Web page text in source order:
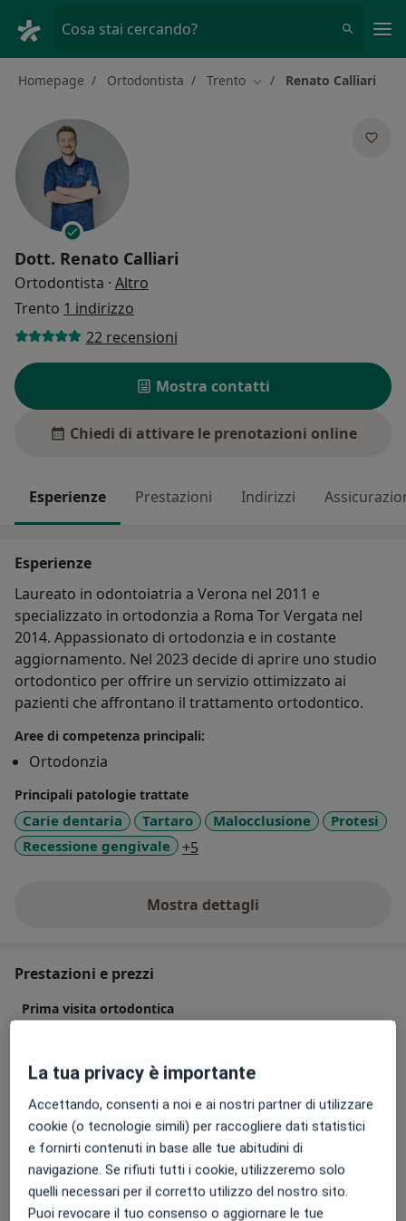
Cosa stai cercando?
Homepage Ortodontista Trento Cambia città
Renato Calliari
Dott. Renato Calliari
Ortodontista · Altro
Trento 1 indirizzo
22 recensioni
Mostra contatti
Chiedi di attivare le prenotazioni online
Esperienze Prestazioni Indirizzi
Esperienze
Laureato in odontoiatria a Verona nel 2011 e
specializzato in ortodonzia a Roma Tor Vergata nel
2014. Appassionato di ortodonzia e in costante
aggiornamento. Nel 2023 decide di aprire uno studio
ortodontico per offrire un servizio ottimizzato ai
pazienti che affrontano il trattamento ortodontico.
Aree di competenza principali:
Ortodonzia
Principali patologie trattate
Carie dentaria Tartaro Malocclusione
Protesi
Recessione gengivale
+5
Mostra dettagli
sull'esperienza
Prestazioni e prezzi
Prima visita ortodontica
Visita ortodontica
Dettagli
Ortodonzia fissa
Dettagli
La tua privacy è importante
Accettando, consenti a noi e ai nostri partner di utilizzare
cookie (o tecnologie simili) per raccogliere dati statistici
e fornirti contenuti in base alle tue abitudini di
navigazione. Se rifiuti tutti i cookie, utilizzeremo solo
quelli necessari per il corretto utilizzo del nostro sito.
Puoi revocare il tuo consenso o aggiornare le tue